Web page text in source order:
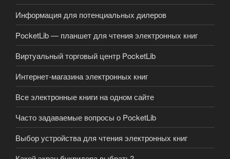
Информация для потенциальных дилеров
PocketLib — планшет для чтения электронных книг
Виртуальный торговый центр PocketLib
Интернет-магазина электронных книг
Все электронные книги на одном сайте
Часто задаваемые вопросы о PocketLib
Выбор устройства для чтения электронных книг